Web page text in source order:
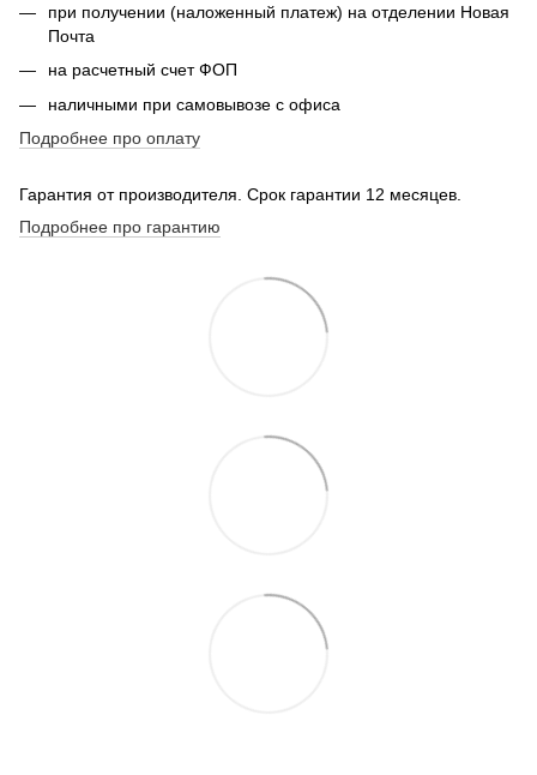
при получении (наложенный платеж) на отделении Новая
Почта
на расчетный счет ФОП
наличными при самовывозе с офиса
Подробнее про оплату
Гарантия от производителя. Срок гарантии 12 месяцев.
Подробнее про гарантию